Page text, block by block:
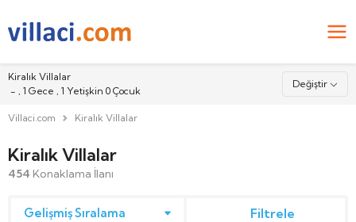
Kiralık Villalar
- , 1 Gece , 1 Yetişkin 0 Çocuk
Değiştir
Villaci.com Kiralık Villalar
Kiralık Villalar
454 Konaklama İlanı
Filtrele